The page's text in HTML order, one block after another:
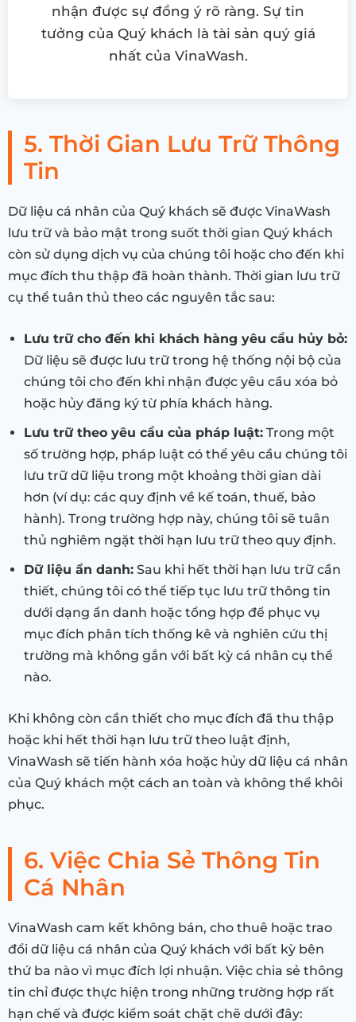
nhận được sự đồng ý rõ ràng. Sự tin
tưởng của Quý khách là tài sản quý giá
nhất của VinaWash.
5. Thời Gian Lưu Trữ Thông
Tin
Dữ liệu cá nhân của Quý khách sẽ được VinaWash
lưu trữ và bảo mật trong suốt thời gian Quý khách
còn sử dụng dịch vụ của chúng tôi hoặc cho đến khi
mục đích thu thập đã hoàn thành. Thời gian lưu trữ
cụ thể tuân thủ theo các nguyên tắc sau:
Lưu trữ cho đến khi khách hàng yêu cầu hủy bỏ:
Dữ liệu sẽ được lưu trữ trong hệ thống nội bộ của
chúng tôi cho đến khi nhận được yêu cầu xóa bỏ
hoặc hủy đăng ký từ phía khách hàng.
Lưu trữ theo yêu cầu của pháp luật: Trong một
số trường hợp, pháp luật có thể yêu cầu chúng tôi
lưu trữ dữ liệu trong một khoảng thời gian dài
hơn (ví dụ: các quy định về kế toán, thuế, bảo
hành). Trong trường hợp này, chúng tôi sẽ tuân
thủ nghiêm ngặt thời hạn lưu trữ theo quy định.
Dữ liệu ẩn danh: Sau khi hết thời hạn lưu trữ cần
thiết, chúng tôi có thể tiếp tục lưu trữ thông tin
dưới dạng ẩn danh hoặc tổng hợp để phục vụ
mục đích phân tích thống kê và nghiên cứu thị
trường mà không gắn với bất kỳ cá nhân cụ thể
nào.
Khi không còn cần thiết cho mục đích đã thu thập
hoặc khi hết thời hạn lưu trữ theo luật định,
VinaWash sẽ tiến hành xóa hoặc hủy dữ liệu cá nhân
của Quý khách một cách an toàn và không thể khôi
phục.
6. Việc Chia Sẻ Thông Tin
Cá Nhân
VinaWash cam kết không bán, cho thuê hoặc trao
đổi dữ liệu cá nhân của Quý khách với bất kỳ bên
thứ ba nào vì mục đích lợi nhuận. Việc chia sẻ thông
tin chỉ được thực hiện trong những trường hợp rất
hạn chế và được kiểm soát chặt chẽ dưới đây: